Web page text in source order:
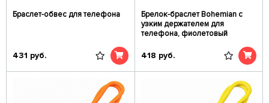
Браслет-обвес для телефона
431 руб.
Брелок-браслет Bohemian c
узким держателем для
телефона, фиолетовый
418 руб.